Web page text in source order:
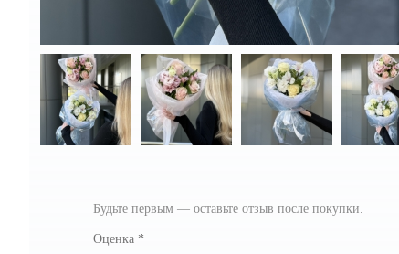
Будьте первым — оставьте отзыв после покупки.
Оценка *